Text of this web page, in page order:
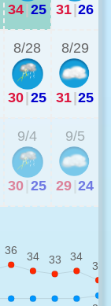
34|25 31|26
8/28
30|25
8/29
31|25
9/4
30 25
9/5
29 24